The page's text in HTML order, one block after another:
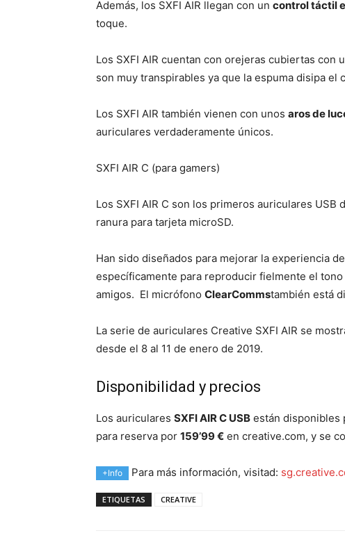
Además, los SXFI AIR llegan con un control táctil
toque.
Los SXFI AIR cuentan con orejeras cubiertas con
son muy transpirables ya que la espuma disipa el
Los SXFI AIR también vienen con unos aros de
auriculares verdaderamente únicos.
SXFI AIR C (para gamers)
Los SXFI AIR C son los primeros auriculares
ranura para tarjeta microSD.
Han sido diseñados para mejorar la experiencia
específicamente para reproducir fielmente el
amigos. El micrófono ClearCommstambién está
La serie de auriculares Creative SXFI AIR se
desde el 8 al 11 de enero de 2019.
Disponibilidad y precios
Los auriculares SXFI AIR C USB están disponibles
para reserva por 159’99 € en creative.com, y se
+Info Para más información, visitad:
ETIQUETAS CREATIVE